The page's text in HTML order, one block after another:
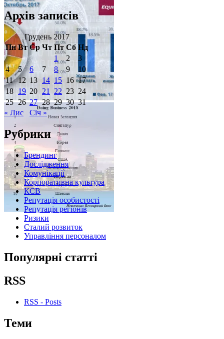
Архів записів
Грудень 2017
Пн Вт Ср Чт Пт Сб Нд
1
2
3
4
5 6 7 8 9
10
11 12 13 14 15 16 17
18 19 20 21 22 23 24
25 26 27 28 29 30 31
« Лис
Січ »
Рубрики
Брендинг
Дослідження
Комунікації
Корпоративна культура
КСВ
Репутація особистості
Репутація регіонів
Ризики
Сталий розвиток
Управління персоналом
Популярні статті
RSS
RSS - Posts
Теми